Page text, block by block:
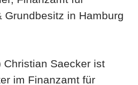
Grundbesitz in Hamburg
Christian Saecker ist
im Finanzamt für